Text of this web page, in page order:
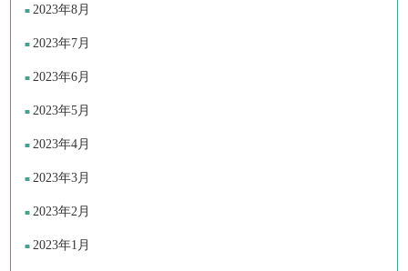
2023年8月
2023年7月
2023年6月
2023年5月
2023年4月
2023年3月
2023年2月
2023年1月